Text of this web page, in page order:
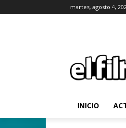
martes, agosto 4,
INICIO